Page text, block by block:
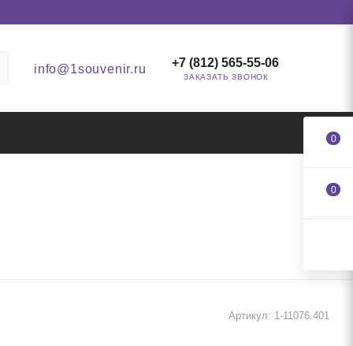
info@1souvenir.ru +7 (812) 565-55-06
ЗАКАЗАТЬ ЗВОНОК
Артикул: 1-11076.401
0
0